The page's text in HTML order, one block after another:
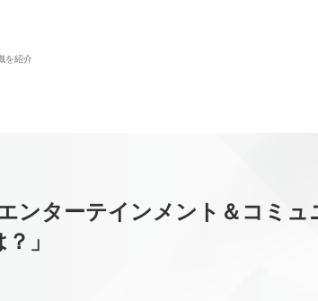
を紹介
ンターテインメント＆コミ
」